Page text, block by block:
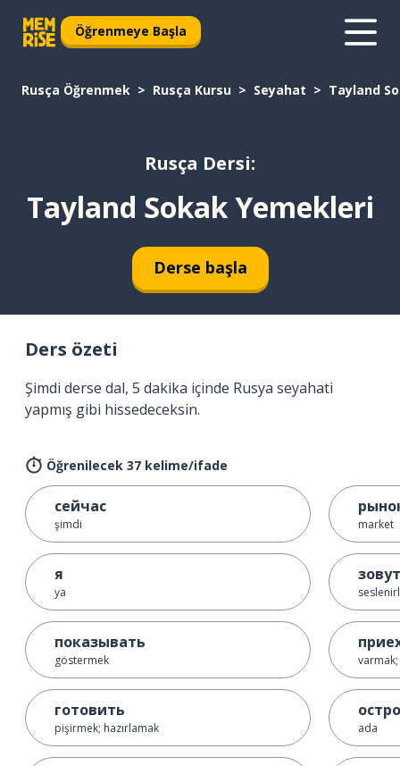
Öğrenmeye Başla
Rusça Öğrenmek Rusça Kursu Seyahat Tayland
Rusça Dersi:
Tayland Sokak Yemekleri
Derse başla
Ders özeti
Şimdi derse dal, 5 dakika içinde Rusya seyahati
yapmış gibi hissedeceksin.
Öğrenilecek 37 kelime/ifade
сейчас
şimdi
я
ya
показывать
göstermek
готовить
pişirmek; hazırlamak
market
зовут
ada